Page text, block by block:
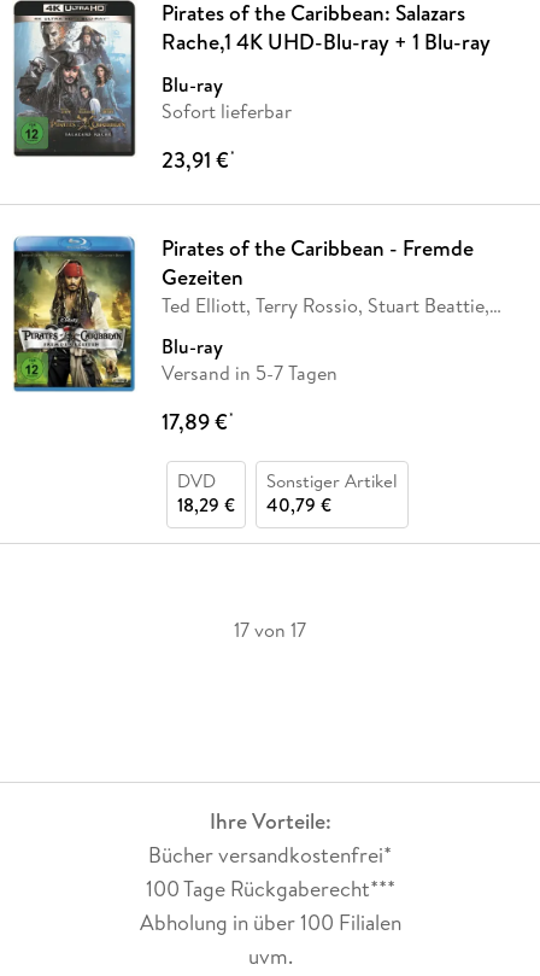
Pirates of the Caribbean: Salazars
Rache,1 4K UHD-Blu-ray + 1 Blu-ray
Blu-ray
Sofort lieferbar
23,91 €*
Pirates of the Caribbean - Fremde
Gezeiten
Ted Elliott, Terry Rossio, Stuart Beattie,
Blu-ray
Versand in 5-7 Tagen
17,89 €*
DVD
18,29 €
Sonstiger Artikel
40,79 €
17 von 17
Ihre Vorteile:
Bücher versandkostenfrei*
100 Tage Rückgaberecht***
Abholung in über 100 Filialen
uvm.